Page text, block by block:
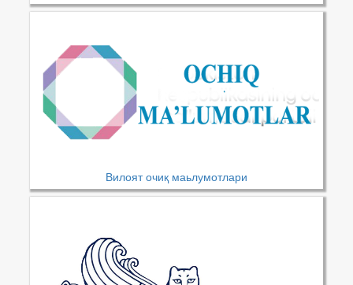
Вилоят очиқ маьлумотлари